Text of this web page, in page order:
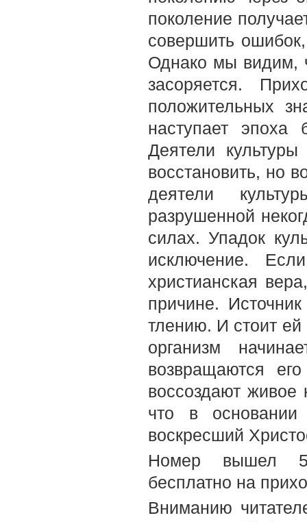
поколение
совершить
Однако мы видим,
засоряется.
положительных
наступает эпоха
Деятели
восстановить, но
деятели
разрушенной
силах. Упадок
исключение.
христианская
причине.
тлению. И стоит
организм
возвращаются
воссоздают живое
что в
воскресший
Номер вышел 5-
бесплатно на
Вниманию